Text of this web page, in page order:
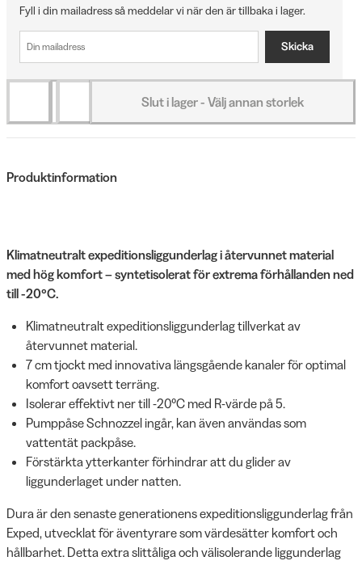
Fyll i din mailadress så meddelar vi när den är tillbaka i lager.
Skicka
Slut i lager - Välj annan storlek
Produktinformation
Klimatneutralt expeditionsliggunderlag i återvunnet material
med hög komfort – syntetisolerat för extrema förhållanden ned
till -20°C.
Klimatneutralt expeditionsliggunderlag tillverkat av
återvunnet material.
7 cm tjockt med innovativa längsgående kanaler för optimal
komfort oavsett terräng.
Isolerar effektivt ner till -20°C med R-värde på 5.
Pumppåse Schnozzel ingår, kan även användas som
vattentät packpåse.
Förstärkta ytterkanter förhindrar att du glider av
liggunderlaget under natten.
Dura är den senaste generationens expeditionsliggunderlag från
Exped, utvecklat för äventyrare som värdesätter komfort och
hållbarhet. Detta extra slittåliga och välisolerande liggunderlag